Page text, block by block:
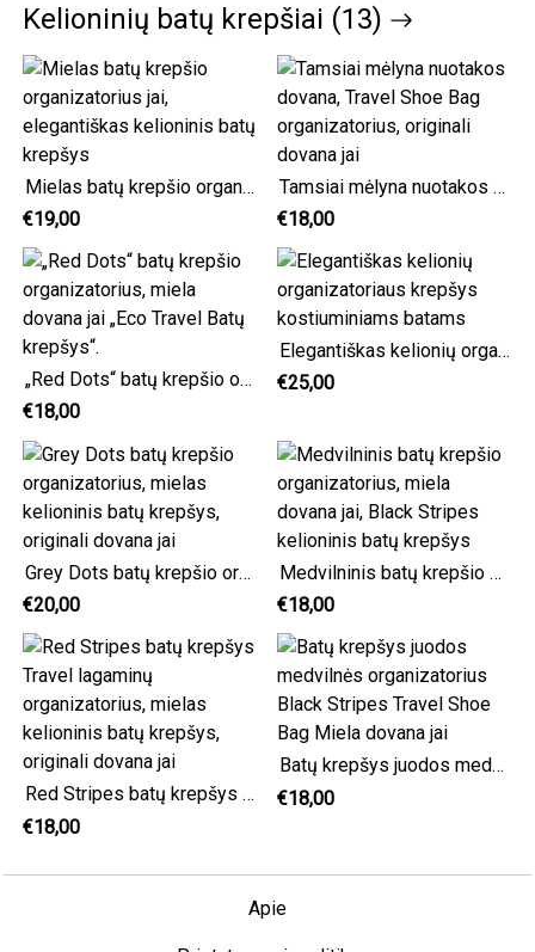
Kelioninių batų krepšiai (13)
Mielas batų krepšio organizatorius jai, elegantiškas kelioninis batų krepšys
€19,00
Tamsiai mėlyna nuotakos dovana, Travel Shoe Bag organizatorius, originali dovana jai
€18,00
„Red Dots“ batų krepšio organizatorius, miela dovana jai „Eco Travel Batų krepšys“.
€18,00
Elegantiškas kelionių organizatoriaus krepšys kostiuminiams batams
€25,00
Grey Dots batų krepšio organizatorius, mielas kelioninis batų krepšys, originali dovana jai
€20,00
Medvilninis batų krepšio organizatorius, miela dovana jai, Black Stripes kelioninis batų krepšys
€18,00
Red Stripes batų krepšys Travel lagaminų organizatorius, mielas kelioninis batų krepšys, originali dovana jai
€18,00
Batų krepšys juodos medvilnės organizatorius Black Stripes Travel Shoe Bag Miela dovana jai
€18,00
Apie